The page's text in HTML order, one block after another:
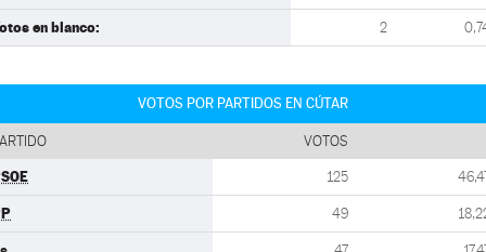
en blanco: 2
VOTOS POR PARTIDOS EN CÚTAR
VOTOS
125
49